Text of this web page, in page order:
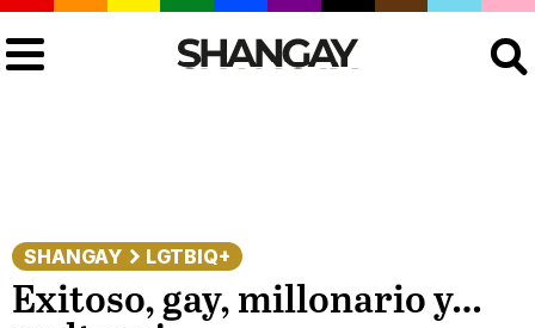
SHANGAY LGTBIQ+
Exitoso, gay, millonario y…